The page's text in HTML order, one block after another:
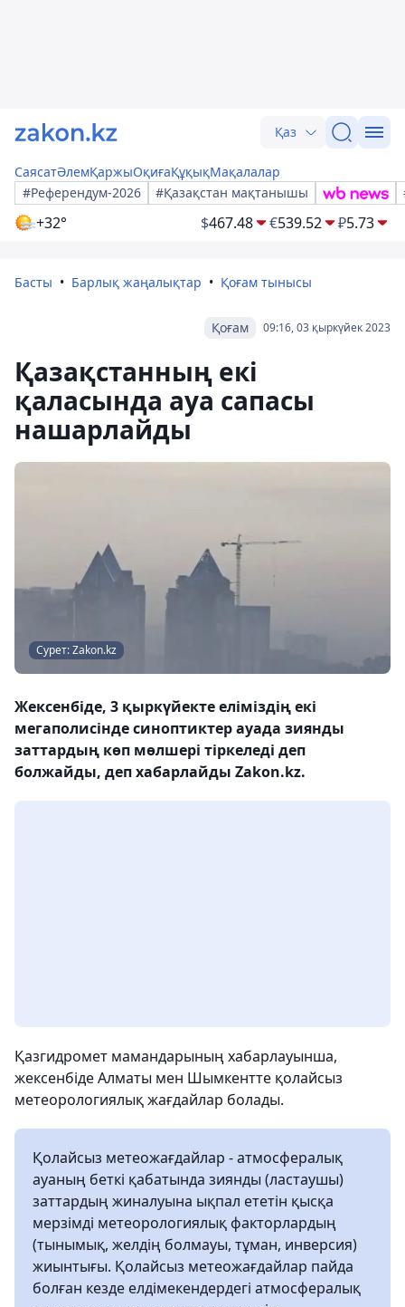
Қаз
СаясатӘлемҚаржыОқиғаҚұқықМақалалар
#Референдум-2026
#Қазақстан мақтанышы
+32° $467.48 €539.52 ₽5.73
Басты Барлық жаңалықтар Қоғам тынысы
09:16, 03 қыркүйек 2023
Қоғам
Қазақстанның екі
қаласында ауа сапасы
нашарлайды
Сурет: Zakon.kz
Жексенбіде, 3 қыркүйекте еліміздің екі
мегаполисінде синоптиктер ауада зиянды
заттардың көп мөлшері тіркеледі деп
болжайды, деп хабарлайды Zakon.kz.
Қазгидромет мамандарының хабарлауынша,
жексенбіде Алматы мен Шымкентте қолайсыз
метеорологиялық жағдайлар болады.
Қолайсыз метеожағдайлар - атмосфералық
ауаның беткі қабатында зиянды (ластаушы)
заттардың жиналуына ықпал ететін қысқа
мерзімді метеорологиялық факторлардың
(тынымық, желдің болмауы, тұман, инверсия)
жиынтығы. Қолайсыз метеожағдайлар пайда
болған кезде елдімекендердегі атмосфералық